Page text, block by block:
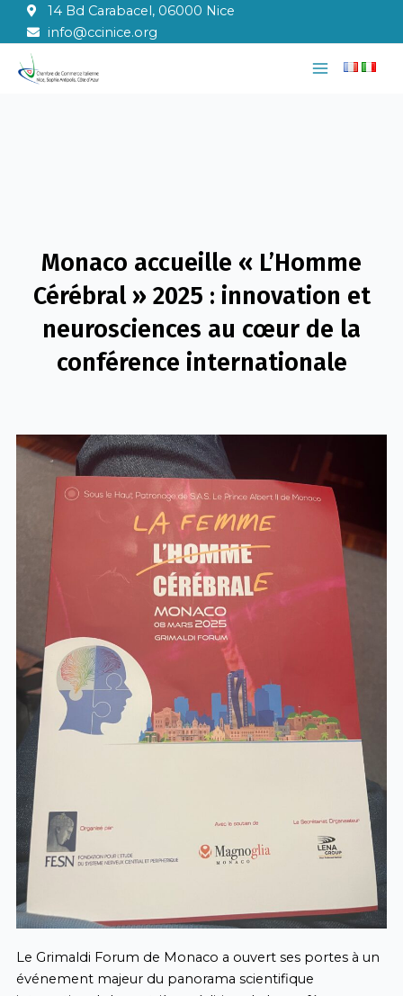
contenu
14 Bd Carabacel, 06000 Nice
info@ccinice.org
Main
Monaco accueille « L’Homme
Cérébral » 2025 : innovation et
neurosciences au cœur de la
conférence internationale
Le Grimaldi Forum de Monaco a ouvert ses portes à un
événement majeur du panorama scientifique